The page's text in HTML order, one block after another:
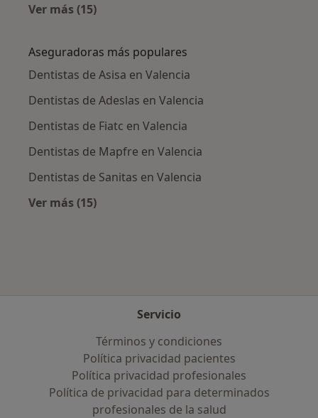
Ver más (15)
Aseguradoras más populares
Dentistas de Asisa en Valencia
Dentistas de Adeslas en Valencia
Dentistas de Fiatc en Valencia
Dentistas de Mapfre en Valencia
Dentistas de Sanitas en Valencia
Ver más (15)
Servicio
Términos y condiciones
Política privacidad pacientes
Política privacidad profesionales
Política de privacidad para determinados
profesionales de la salud